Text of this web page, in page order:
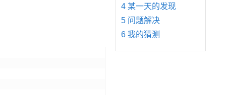
4 某一天的发现
5 问题解决
6 我的猜测